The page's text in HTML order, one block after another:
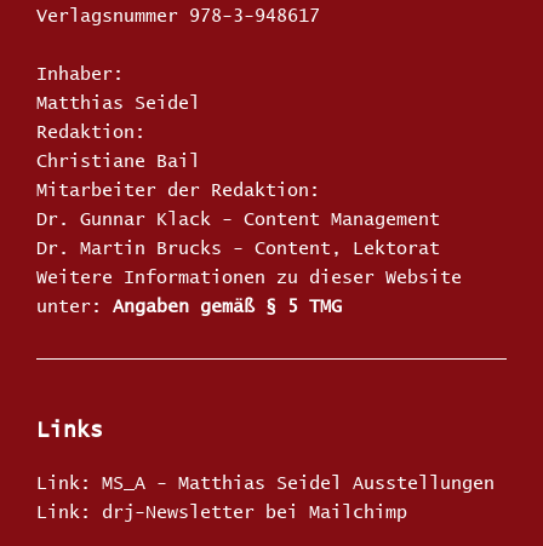
Verlagsnummer 978-3-948617
Inhaber:
Matthias Seidel
Redaktion:
Christiane Bail
Mitarbeiter der Redaktion:
Dr. Gunnar Klack - Content Management
Dr. Martin Brucks - Content, Lektorat
Weitere Informationen zu dieser Website
unter: Angaben gemäß § 5 TMG
Links
Link: MS_A - Matthias Seidel Ausstellungen
Link: drj-Newsletter bei Mailchimp